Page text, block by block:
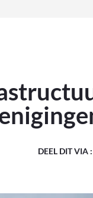
DEEL DIT VIA :